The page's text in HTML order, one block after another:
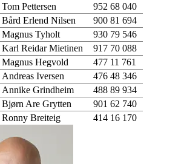
Tom Pettersen
952 68 040
Bård Erlend Nilsen
900 81 694
Magnus Tyholt
930 79 546
Karl Reidar Mietinen
917 70 088
Magnus Hegvold
477 11 761
Andreas Iversen
476 48 346
Annike Grindheim
488 89 934
Bjørn Are Grytten
901 62 740
Ronny Breiteig 414 16 170